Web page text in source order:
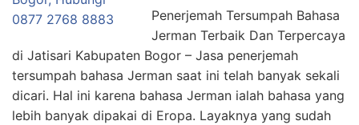
Penerjemah Tersumpah Bahasa
Jerman Terbaik Dan Terpercaya
di Jatisari Kabupaten Bogor – Jasa penerjemah
tersumpah bahasa Jerman saat ini telah banyak sekali
dicari. Hal ini karena bahasa Jerman ialah bahasa yang
lebih banyak dipakai di Eropa. Layaknya yang sudah